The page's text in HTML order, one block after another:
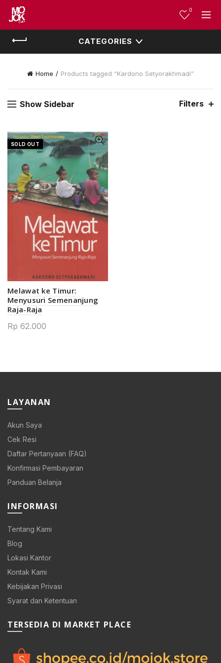
0
CATEGORIES
Home Products tagged “Kardono Setyorakhmadi”
Show Sidebar Filters
SOLD OUT
Melawat ke Timur:
Menyusuri Semenanjung
Raja-Raja
Rp 62.000
LAYANAN
Akun Saya
Cek Resi
Daftar Pertanyaan (FAQ)
Konfirmasi Pembayaran
Panduan Belanja
INFORMASI
Tentang Kami
Blog
Lokasi Kantor
Kontak Kami
Kebijakan Privasi
Syarat dan Ketentuan
TERSEDIA DI MARKET PLACE